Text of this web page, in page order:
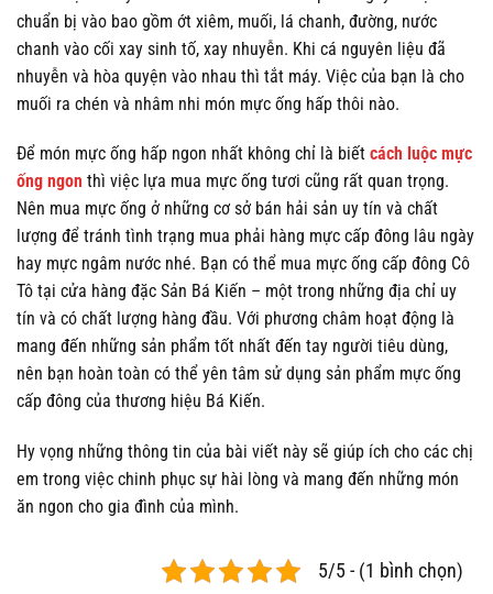
chuẩn bị vào bao gồm ớt xiêm, muối, lá chanh, đường, nước
chanh vào cối xay sinh tố, xay nhuyễn. Khi cá nguyên liệu đã
nhuyễn và hòa quyện vào nhau thì tắt máy. Việc của bạn là cho
muối ra chén và nhâm nhi món mực ống hấp thôi nào.
Để món mực ống hấp ngon nhất không chỉ là biết cách luộc mực
ống ngon thì việc lựa mua mực ống tươi cũng rất quan trọng.
Nên mua mực ống ở những cơ sở bán hải sản uy tín và chất
lượng để tránh tình trạng mua phải hàng mực cấp đông lâu ngày
hay mực ngâm nước nhé. Bạn có thể mua mực ống cấp đông Cô
Tô tại cửa hàng đặc Sản Bá Kiến – một trong những địa chỉ uy
tín và có chất lượng hàng đầu. Với phương châm hoạt động là
mang đến những sản phẩm tốt nhất đến tay người tiêu dùng,
nên bạn hoàn toàn có thể yên tâm sử dụng sản phẩm mực ống
cấp đông của thương hiệu Bá Kiến.
Hy vọng những thông tin của bài viết này sẽ giúp ích cho các chị
em trong việc chinh phục sự hài lòng và mang đến những món
ăn ngon cho gia đình của mình.
5/5 - (1 bình chọn)